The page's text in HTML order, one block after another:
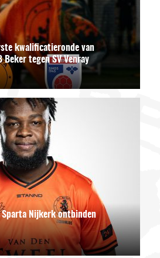
kwalificatieronde van
Beker tegen SV Venray
Sparta Nijkerk ontbinden